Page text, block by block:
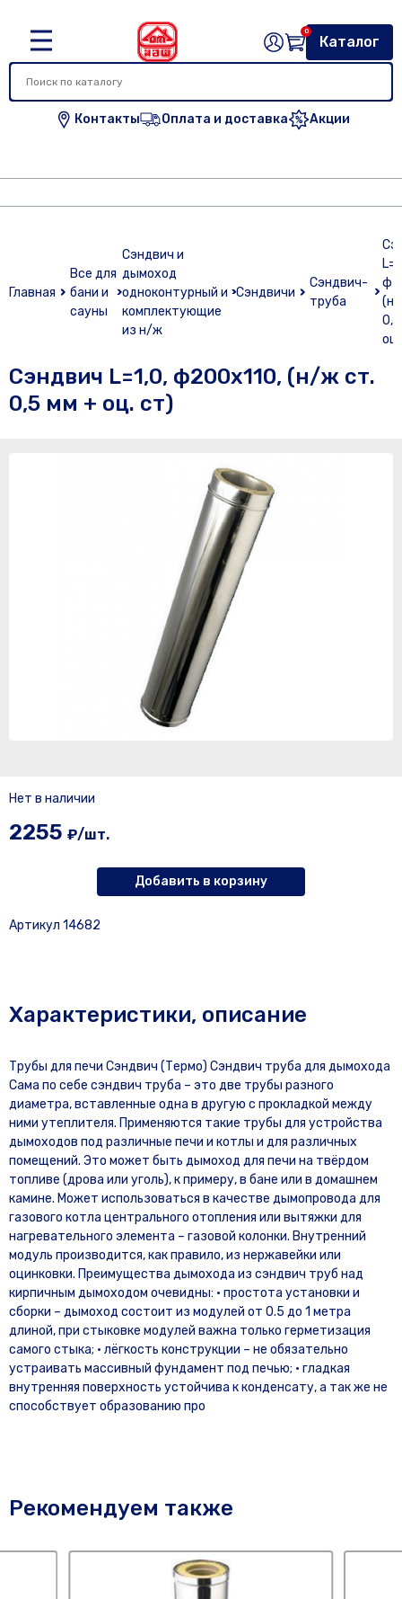
Контакты Оплата и доставка Акции
Каталог
0
Главная
Все для
бани и
сауны
Сэндвич и
дымоход
одноконтурный и
комплектующие
из н/ж
Сэндвичи
Сэндвич-
труба
(н/
Сэндвич L=1,0, ф200х110, (н/ж ст.
0,5 мм + оц. ст)
Нет в наличии
2255 ₽/шт.
Добавить в корзину
Артикул 14682
Характеристики, описание
Трубы для печи Сэндвич (Термо) Сэндвич труба для дымохода
Сама по себе сэндвич труба – это две трубы разного
диаметра, вставленные одна в другую с прокладкой между
ними утеплителя. Применяются такие трубы для устройства
дымоходов под различные печи и котлы и для различных
помещений. Это может быть дымоход для печи на твёрдом
топливе (дрова или уголь), к примеру, в бане или в домашнем
камине. Может использоваться в качестве дымопровода для
газового котла центрального отопления или вытяжки для
нагревательного элемента – газовой колонки. Внутренний
модуль производится, как правило, из нержавейки или
оцинковки. Преимущества дымохода из сэндвич труб над
кирпичным дымоходом очевидны: • простота установки и
сборки – дымоход состоит из модулей от 0.5 до 1 метра
длиной, при стыковке модулей важна только герметизация
самого стыка; • лёгкость конструкции – не обязательно
устраивать массивный фундамент под печью; • гладкая
внутренняя поверхность устойчива к конденсату, а так же не
способствует образованию про
Рекомендуем также